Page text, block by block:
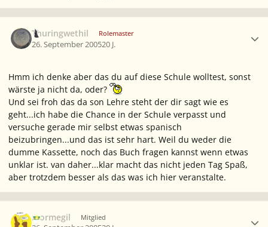
Thuringwethil Rolemaster
26. September 200520 J.
Hmm ich denke aber das du auf diese Schule wolltest, sonst
wärste ja nicht da, oder?
Und sei froh das da son Lehre steht der dir sagt wie es
geht...ich habe die Chance in der Schule verpasst und
versuche gerade mir selbst etwas spanisch
beizubringen...und das ist sehr hart. Weil du weder die
dumme Kassette, noch das Buch fragen kannst wenn etwas
unklar ist. van daher...klar macht das nicht jeden Tag Spaß,
aber trotzdem besser als das was ich hier veranstalte.
mormegil Mitglied